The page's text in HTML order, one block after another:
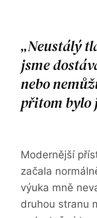
Neustálý
jsme
nebo
přitom bylo
Modernější
začala
výuka mně
druhou stranu